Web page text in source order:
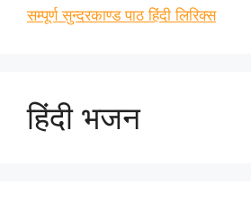
सम्पूर्ण सुन्दरकाण्ड पाठ हिंदी लिरिक्स
हिंदी भजन